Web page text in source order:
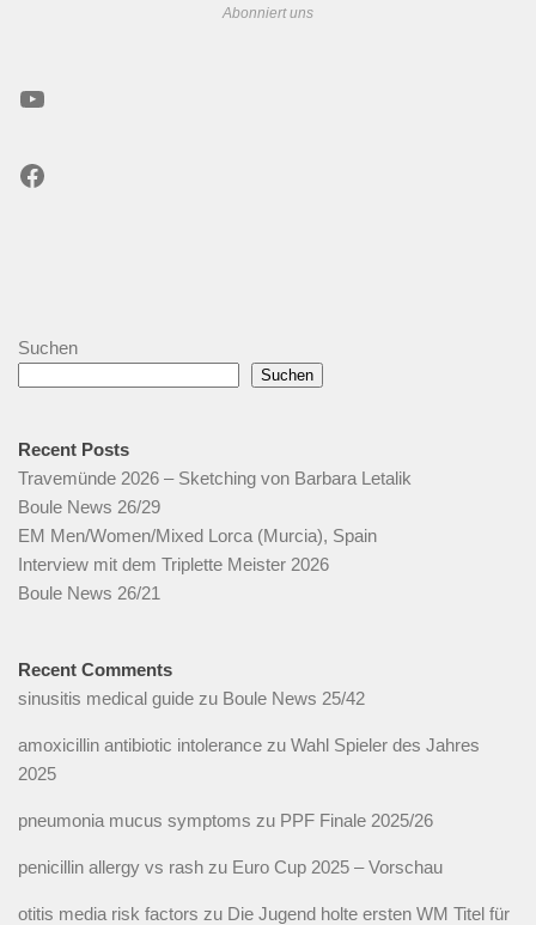
Abonniert uns
YouTube
Facebook
Suchen
Suchen
Recent Posts
Travemünde 2026 – Sketching von Barbara Letalik
Boule News 26/29
EM Men/Women/Mixed Lorca (Murcia), Spain
Interview mit dem Triplette Meister 2026
Boule News 26/21
Recent Comments
sinusitis medical guide zu Boule News 25/42
amoxicillin antibiotic intolerance zu Wahl Spieler des Jahres
2025
pneumonia mucus symptoms zu PPF Finale 2025/26
penicillin allergy vs rash zu Euro Cup 2025 – Vorschau
otitis media risk factors zu Die Jugend holte ersten WM Titel für